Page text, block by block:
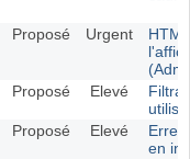
Proposé Urgent
Proposé Elevé
Proposé Elevé
en